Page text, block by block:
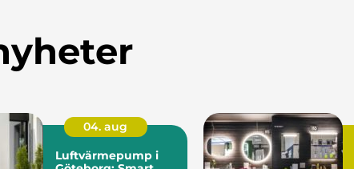
04. aug
Luftvärmepump i